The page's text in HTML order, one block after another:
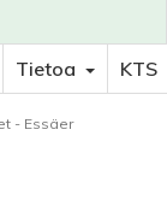
Tietoa KTS
- Essäer